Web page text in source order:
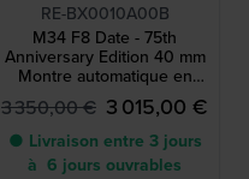
RE-BX0010A00B
M34 F8 Date - 75th
Anniversary Edition 40 mm
Montre automatique en
édition limitée avec cadran
muonionalusta
3 350,00 € 3 015,00 €
● Livraison entre 3 jours
à 6 jours ouvrables